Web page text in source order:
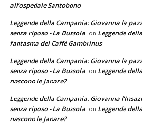
all’ospedale Santobono
Leggende della Campania: Giovanna la
senza riposo - La Bussola on Leggende
fantasma del Caffè Gambrinus
Leggende della Campania: Giovanna la
senza riposo - La Bussola on Leggende
nascono le Janare?
Leggende della Campania: Giovanna
senza riposo - La Bussola on Leggende
nascono le Janare?